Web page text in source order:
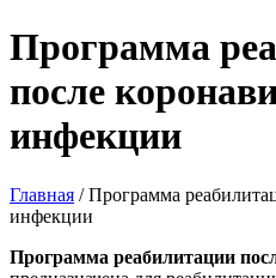
Программа
после
инфекции
Главная /Программа
инфекции
Программа реабилитации